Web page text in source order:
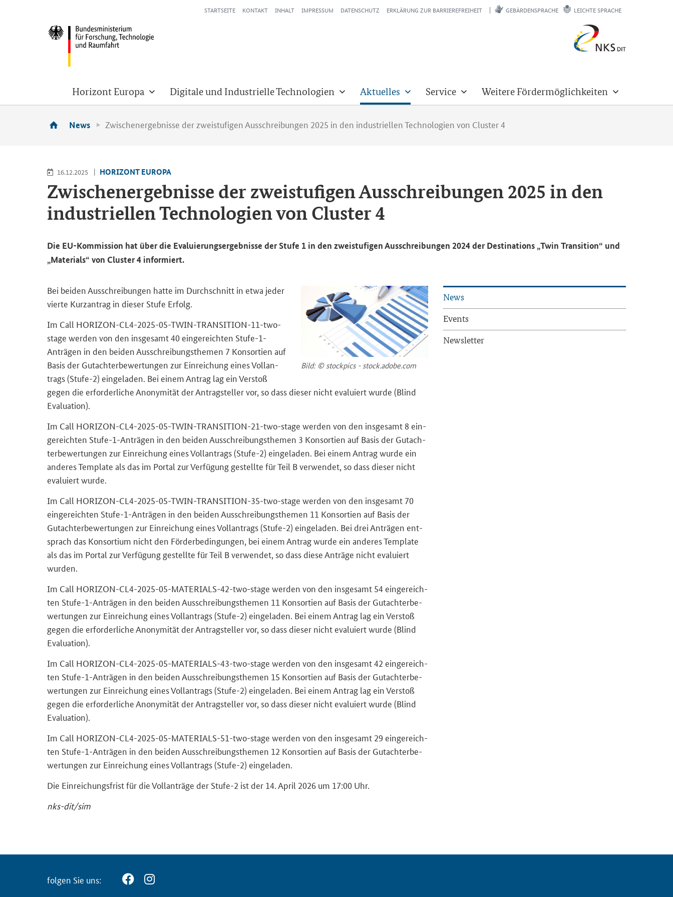
STARTSEITE KONTAKT INHALT IMPRESSUM DATENSCHUTZ ERKLÄRUNG ZUR BARRIEREFREIHEIT GEBÄRDENSPRACHE LEICHTE SPRACHE
Horizont Europa Digitale und Industrielle Technologien Aktuelles Service Weitere Fördermöglichkeiten
News Zwischenergebnisse der zweistufigen Ausschreibungen 2025 in den industriellen Technologien von Cluster 4
16.12.2025 HO­RI­ZONT EU­RO­PA
Zwi­schen­er­geb­nis­se der zwei­stu­fi­gen Aus­schrei­bun­gen 2025 in den
in­dus­tri­el­len Tech­no­lo­gien vonCluster4
Die EU-​Kommission hat über die Eva­lu­ie­rungs­er­geb­nis­se der Stufe 1 in den zwei­stu­fi­gen Aus­schrei­bun­gen 2024 der De­sti­na­ti­ons „Twin Transition“ und
„Materials“ von Cluster4 in­for­miert.
Bild: © stock­pics - stock.adobe.com
Bei bei­den Aus­schrei­bun­gen hatte im Durch­schnitt in etwa jeder
vier­te Kurz­an­trag in die­ser Stufe Er­folg.
Im Call HORIZON-CL4-2025-05-TWIN-TRANSITION-11-two-
stage wer­den von den ins­ge­samt 40 ein­ge­reich­ten Stufe-​1-
Anträgen in den bei­den Aus­schrei­bungs­the­men 7 Kon­sor­ti­en auf
Basis der Gut­ach­ter­be­wer­tun­gen zur Ein­rei­chung eines Voll­an­
trags (Stufe-​2) ein­ge­la­den. Bei einem An­trag lag ein Ver­stoß
gegen die er­for­der­li­che An­ony­mi­tät der An­trag­stel­ler vor, so dass die­ser nicht eva­lu­iert wurde (Blind
Eva­lua­ti­on).
Im Call HORIZON-CL4-2025-05-TWIN-TRANSITION-21-two-stage wer­den von den ins­ge­samt 8 ein­
ge­reich­ten Stufe-​1-Anträgen in den bei­den Aus­schrei­bungs­the­men 3 Kon­sor­ti­en auf Basis der Gut­ach­
ter­be­wer­tun­gen zur Ein­rei­chung eines Voll­an­trags (Stufe-​2) ein­ge­la­den. Bei einem An­trag wurde ein
an­de­res Tem­pla­te als das im Por­tal zur Ver­fü­gung ge­stell­te für Teil B ver­wen­det, so dass die­ser nicht
eva­lu­iert wurde.
Im Call HORIZON-CL4-2025-05-TWIN-TRANSITION-35-two-stage wer­den von den ins­ge­samt 70
ein­ge­reich­ten Stufe-​1-Anträgen in den bei­den Aus­schrei­bungs­the­men 11 Kon­sor­ti­en auf Basis der
Gut­ach­ter­be­wer­tun­gen zur Ein­rei­chung eines Voll­an­trags (Stufe-​2) ein­ge­la­den. Bei drei An­trä­gen ent­
sprach das Kon­sor­ti­um nicht den För­der­be­din­gun­gen, bei einem An­trag wurde ein an­de­res Tem­pla­te
als das im Por­tal zur Ver­fü­gung ge­stell­te für Teil B ver­wen­det, so dass diese An­trä­ge nicht eva­lu­iert
wur­den.
Im Call HORIZON-CL4-2025-05-MATERIALS-42-two-stage wer­den von den ins­ge­samt 54 ein­ge­reich­
ten Stufe-​1-Anträgen in den bei­den Aus­schrei­bungs­the­men 11 Kon­sor­ti­en auf Basis der Gut­ach­ter­be­
wer­tun­gen zur Ein­rei­chung eines Voll­an­trags (Stufe-​2) ein­ge­la­den. Bei einem An­trag lag ein Ver­stoß
gegen die er­for­der­li­che An­ony­mi­tät der An­trag­stel­ler vor, so dass die­ser nicht eva­lu­iert wurde (Blind
Evaluation).
Im Call HORIZON-CL4-2025-05-MATERIALS-43-two-stage wer­den von den ins­ge­samt 42 ein­ge­reich­
ten Stufe-​1-Anträgen in den bei­den Aus­schrei­bungs­the­men 15 Kon­sor­ti­en auf Basis der Gut­ach­ter­be­
wer­tun­gen zur Ein­rei­chung eines Voll­an­trags (Stufe-​2) ein­ge­la­den. Bei einem An­trag lag ein Ver­stoß
gegen die er­for­der­li­che An­ony­mi­tät der An­trag­stel­ler vor, so dass die­ser nicht eva­lu­iert wurde (Blind
Evaluation).
Im Call HORIZON-CL4-2025-05-MATERIALS-51-two-stage wer­den von den ins­ge­samt 29 ein­ge­reich­
ten Stufe-​1-Anträgen in den bei­den Aus­schrei­bungs­the­men 12 Kon­sor­ti­en auf Basis der Gut­ach­ter­be­
wer­tun­gen zur Ein­rei­chung eines Voll­an­trags (Stufe-​2) ein­ge­la­den.
Die Ein­rei­chungs­frist für die Voll­an­trä­ge der Stufe-​2 ist der 14. April 2026 um 17:00 Uhr.
nks-​dit/sim
News
Events
News­let­ter
fol­gen Sie uns: